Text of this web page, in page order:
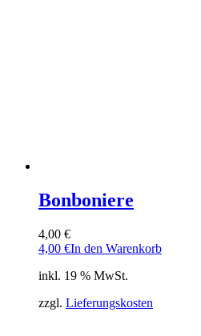
Bonboniere
4,00 €
4,00 €In den Warenkorb
inkl. 19 % MwSt.
zzgl. Lieferungskosten